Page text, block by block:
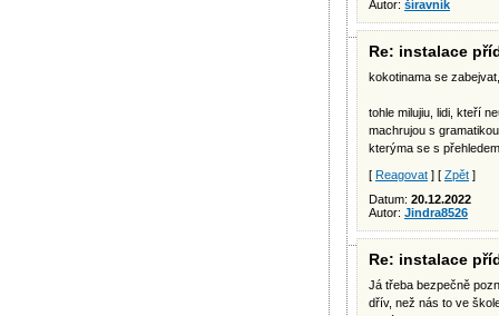
Autor: šíravník
Re: instalace
kokotinama se
tohle milujiu, lidi, kteří
machrujou s
kterýma se s
[ Reagovat ] [ Zpět ]
Datum: 20.12.2022
Autor: Jindra8526
Re: instalace
Já třeba bezpečně
dřív, než nás to ve